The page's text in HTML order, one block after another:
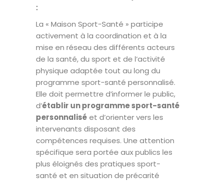
:
La « Maison Sport-Santé » participe
activement à la coordination et à la
mise en réseau des différents acteurs
de la santé, du sport et de l’activité
physique adaptée tout au long du
programme sport-santé personnalisé.
Elle doit permettre d’informer le public,
d’établir un programme sport-santé
personnalisé et d’orienter vers les
intervenants disposant des
compétences requises. Une attention
spécifique sera portée aux publics les
plus éloignés des pratiques sport-
santé et en situation de précarité